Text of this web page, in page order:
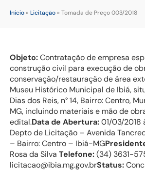
Início » Licitação » Tomada de Preço 003/2018
Objeto:Contratação de empresa
construção civil para execução de
conservação/restauração de área
Museu Histórico Municipal de Ibiá,
Dias dos Reis, n° 14, Bairro: Centro,
MG, incluindo materiais e mão de
edital.Data de Abertura:01/03/2018
Depto de Licitação – Avenida
– Bairro: Centro – Ibiá-MG
Rosa da Silva Telefone:(34) 3631-
licitacao@ibia.mg.gov.brStatus: